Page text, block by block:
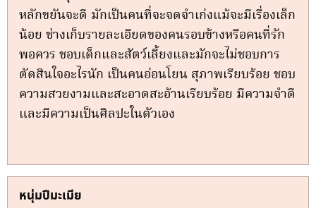
หลักขยันจะดี มักเป็นคนที่จะจดจำเก่งแม้จะมีเรื่องเล็ก
น้อย ช่างเก็บรายละเอียดของคนรอบข้างหรือคนที่รัก
พอควร ชอบเด็กและสัตว์เลี้ยงและมักจะไม่ชอบการ
ตัดสินใจอะไรนัก เป็นคนอ่อนโยน สุภาพเรียบร้อย ชอบ
ความสวยงามและสะอาดสะอ้านเรียบร้อย มีความจำดี
และมีความเป็นศิลปะในตัวเอง
หนุ่มปีมะเมีย